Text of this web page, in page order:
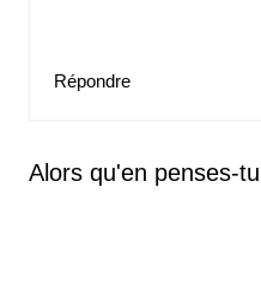
Répondre
Alors qu'en penses-